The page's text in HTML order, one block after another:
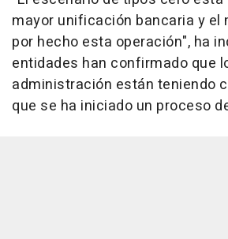
mayor unificación bancaria y el
por hecho esta operación", ha
entidades han confirmado que
administración están teniendo
que se ha iniciado un proceso